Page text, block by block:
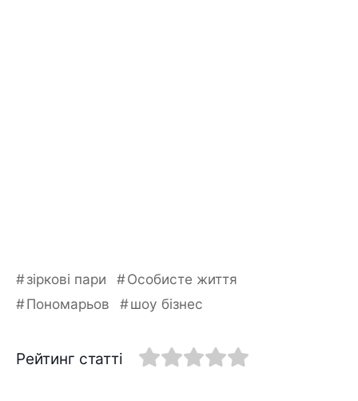
зіркові пари
Особисте життя
Пономарьов
шоу бізнес
Рейтинг статті